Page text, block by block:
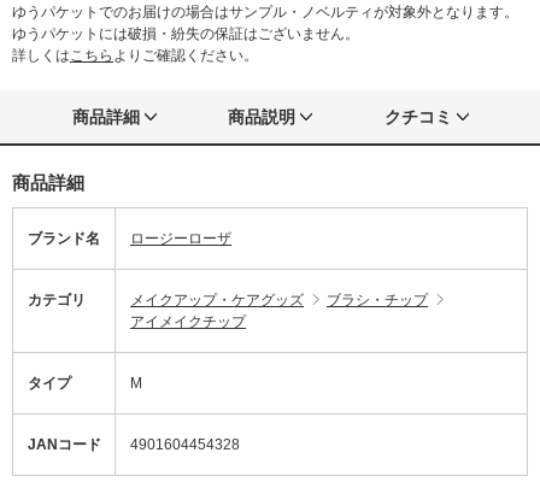
ゆうパケットでのお届けの場合はサンプル・ノベルティが対象外となります。
ゆうパケットには破損・紛失の保証はございません。
詳しくは こちら よりご確認ください。
商品詳細 商品説明 クチコミ
商品詳細
ブランド名 ロージーローザ
カテゴリ メイクアップ・ケアグッズ
ブラシ・チップ
アイメイクチップ
タイプ M
JANコード 4901604454328